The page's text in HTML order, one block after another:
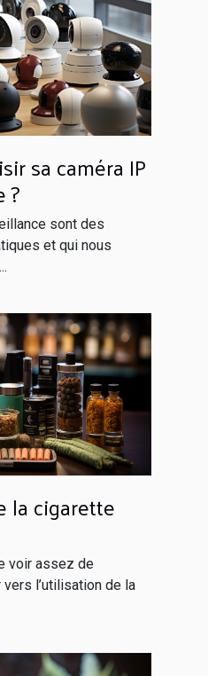
sa caméra IP
?
sont des
et qui nous
la cigarette
voir assez de
l’utilisation de la